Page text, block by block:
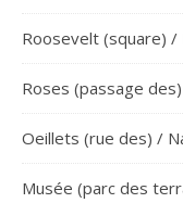
Roosevelt (square) /
Roses (passage
Oeillets (rue des) /
Musée (parc des